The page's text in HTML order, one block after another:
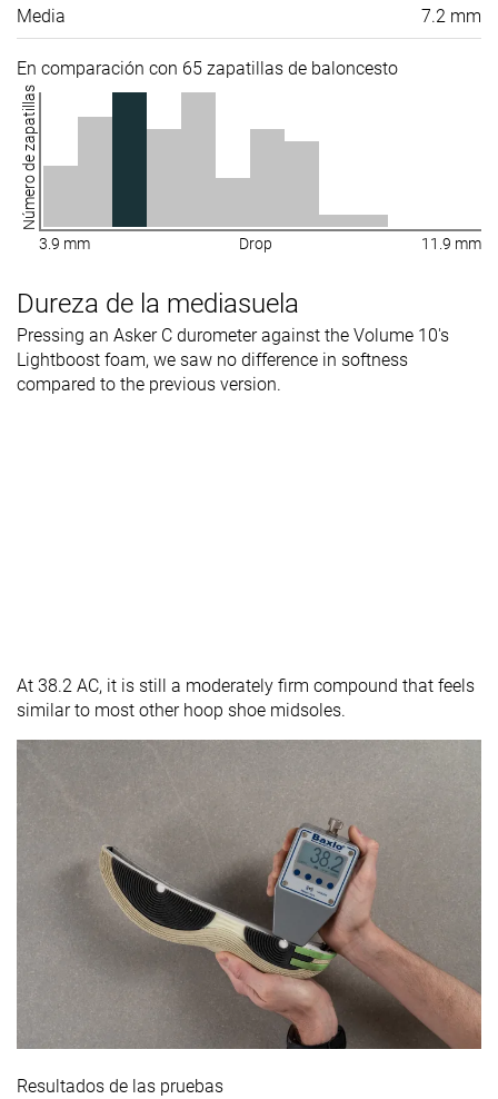
Media 7.2 mm
En comparación con 65 zapatillas de baloncesto
Número de zapatillas
3.9 mm Drop 11.9 mm
Dureza de la mediasuela
Pressing an Asker C durometer against the Volume 10's
Lightboost foam, we saw no difference in softness
compared to the previous version.
At 38.2 AC, it is still a moderately firm compound that feels
similar to most other hoop shoe midsoles.
Resultados de las pruebas